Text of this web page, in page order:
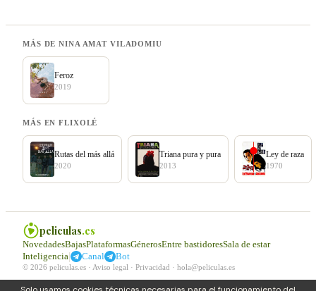
MÁS DE NINA AMAT VILADOMIU
Feroz
2019
MÁS EN FLIXOLÉ
Rutas del más allá
2020
Triana pura y pura
2013
Ley de raza
1970
peliculas.es
NovedadesBajasPlataformasGénerosEntre bastidoresSala de estar
Inteligencia| Canal Bot
© 2026 peliculas.es · Aviso legal · Privacidad · hola@peliculas.es